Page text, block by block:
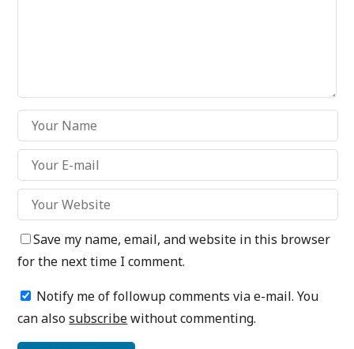
Save my name, email, and website in this browser
for the next time I comment.
Notify me of followup comments via e-mail. You
can alsosubscribewithout commenting.